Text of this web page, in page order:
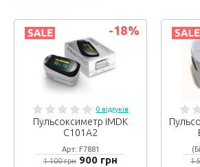
-18%
0 відгуків
Пульсоксиметр iMDK
C101A2
Арт: F7881
1 100 грн 900 грн
1